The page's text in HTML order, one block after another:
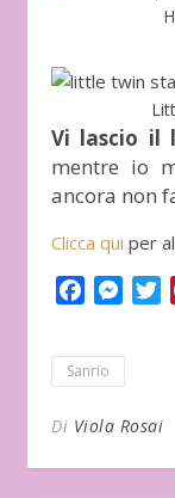
Vi lascio il
mentre io
ancora non
Clicca qui per
Facebook
Sanrio
Di Viola Rosai